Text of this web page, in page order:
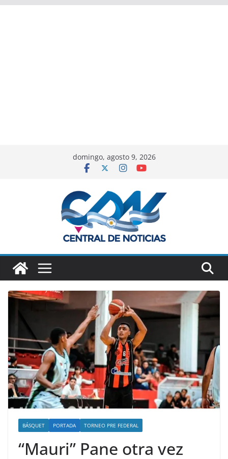
domingo, agosto 9, 2026
BÁSQUET PORTADA TORNEO PRE FEDERAL
“Mauri” Pane otra vez